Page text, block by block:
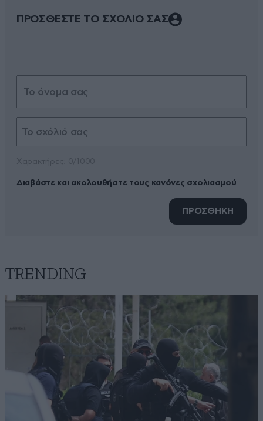
ΠΡΟΣΘΕΣΤΕ ΤΟ ΣΧΟΛΙΟ ΣΑΣ
Διαβάστε και ακολουθήστε τους κανόνες σχολιασμού
ΠΡΟΣΘΗΚΗ
TRENDING